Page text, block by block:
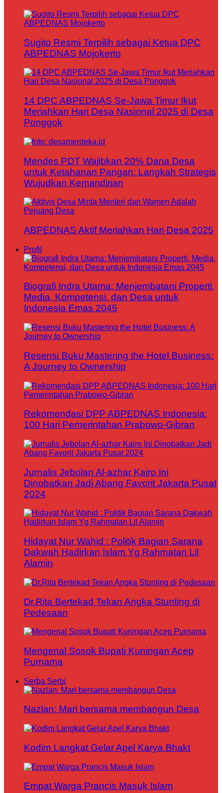
Sugito Resmi Terpilih sebagai Ketua DPC
ABPEDNAS Mojokerto
14 DPC ABPEDNAS Se-Jawa Timur Ikut
Meriahkan Hari Desa Nasional 2025 di Desa
Ponggok
Mendes PDT Wajibkan 20% Dana Desa
untuk Ketahanan Pangan: Langkah Strategis
Wujudkan Kemandirian
ABPEDNAS Aktif Meriahkan Hari Desa 2025
Profil
Biografi Indra Utama: Menjembatani Properti,
Media, Kompetensi, dan Desa untuk
Indonesia Emas 2045
Resensi Buku Mastering the Hotel Business:
A Journey to Ownership
Rekomendasi DPP ABPEDNAS Indonesia:
100 Hari Pemerintahan Prabowo-Gibran
Jurnalis Jebolan Al-azhar Kairo Ini
Dinobatkan Jadi Abang Favorit Jakarta Pusat
2024
Hidayat Nur Wahid : Politik Bagian Sarana
Dakwah Hadirkan Islam Yg Rahmatan Lil
Alamin
Dr.Rita Bertekad Tekan Angka Stunting di
Pedesaan
Mengenal Sosok Bupati Kuningan Acep
Purnama
Serba Serbi
Nazlan: Mari bersama membangun Desa
Kodim Langkat Gelar Apel Karya Bhakt
Empat Warga Prancis Masuk Islam